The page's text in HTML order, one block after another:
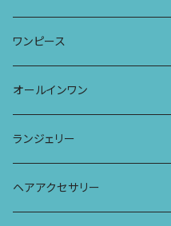
ワンピース
ドレス
ストール
キャミソール
チュニックTシャツ
七分袖トップス
ラグランスリーブトップス
ポケット付きアラジンパンツ
ワイドパンツ
ポケット付きワイドパンツ
レギンス
マキシスカート
ワンピース
ワンピース
オールインワン
スリップワンピース
オールインワン
ランジェリー
ブラ
ヘアアクセサリー